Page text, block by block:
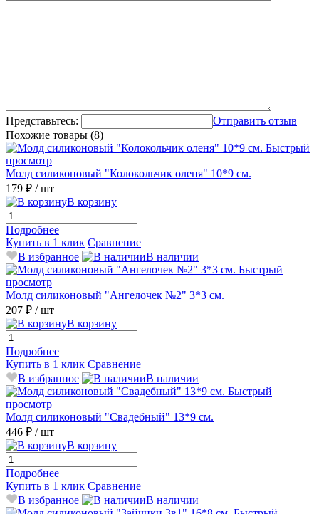
Представьтесь:
Отправить отзыв
Похожие товары (8)
Быстрый
просмотр
Молд силиконовый "Колокольчик оленя" 10*9 см.
179 ₽ / шт
В корзину
Подробнее
Купить в 1 клик Сравнение
В избранное
В наличии
Быстрый
просмотр
Молд силиконовый "Ангелочек №2" 3*3 см.
207 ₽ / шт
В корзину
Подробнее
Купить в 1 клик Сравнение
В избранное
В наличии
Быстрый
просмотр
Молд силиконовый "Свадебный" 13*9 см.
446 ₽ / шт
В корзину
Подробнее
Купить в 1 клик Сравнение
В избранное
В наличии